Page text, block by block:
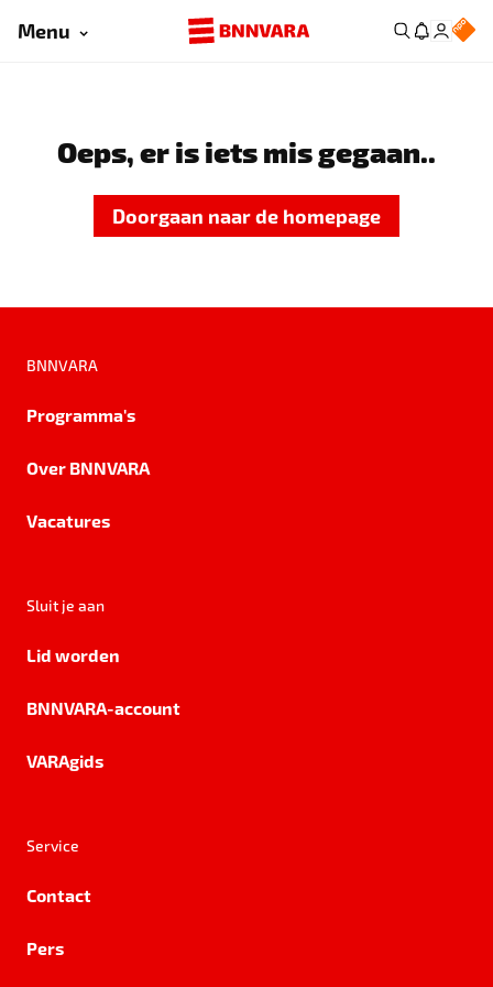
Menu
Oeps, er is iets mis gegaan..
Doorgaan naar de homepage
BNNVARA
Programma's
Over BNNVARA
Vacatures
Sluit je aan
Lid worden
BNNVARA-account
VARAgids
Service
Contact
Pers